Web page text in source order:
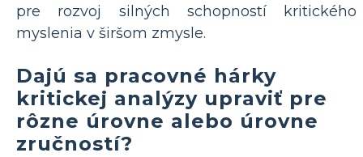
pre rozvoj silných schopností kritického
myslenia v širšom zmysle.
Dajú sa pracovné hárky
kritickej analýzy upraviť pre
rôzne úrovne alebo úrovne
zručností?